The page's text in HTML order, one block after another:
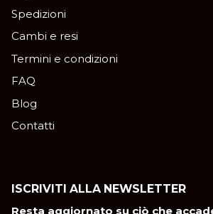
Spedizioni
Cambi e resi
Termini e condizioni
FAQ
Blog
Contatti
ISCRIVITI ALLA NEWSLETTER
Resta aggiornato su ciò che